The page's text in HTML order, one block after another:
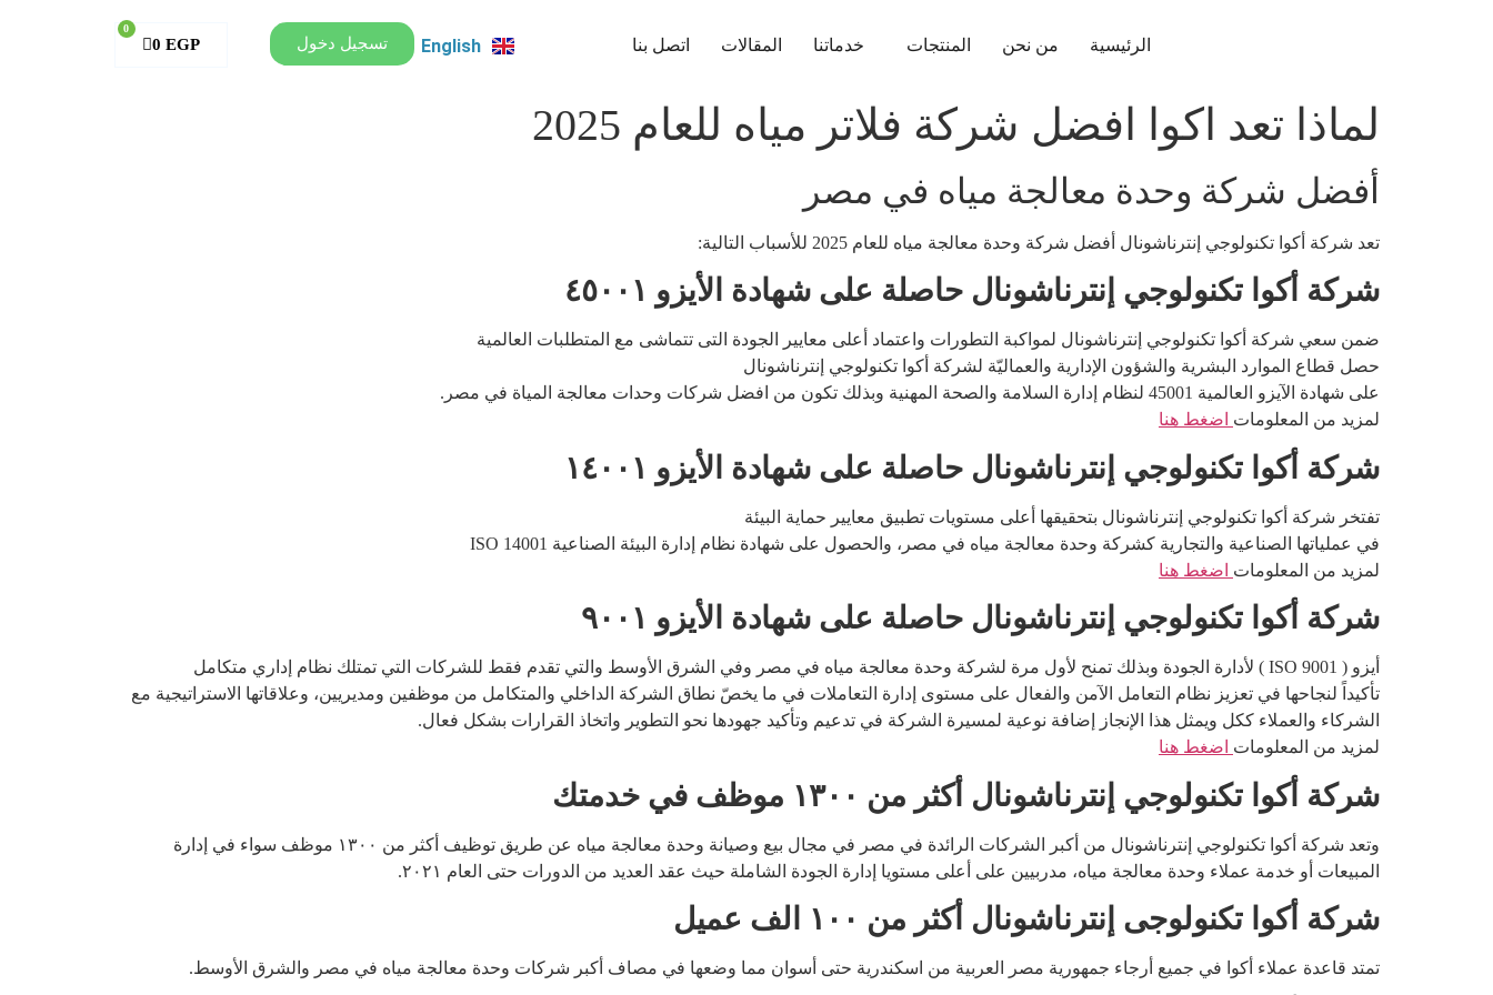
الرئيسية من نحن المنتجات خدماتنا المقالات اتصل بنا English تسجيل دخول 0 EGP
0
لماذا تعد اكوا افضل شركة فلاتر مياه للعام 2025
أفضل شركة وحدة معالجة مياه في مصر
تعد شركة أكوا تكنولوجي إنترناشونال أفضل شركة وحدة معالجة مياه للعام 2025 للأسباب التالية:
شركة أكوا تكنولوجي إنترناشونال حاصلة على شهادة الأيزو ٤٥٠٠١
ضمن سعي شركة أكوا تكنولوجي إنترناشونال لمواكبة التطورات واعتماد أعلى معايير الجودة التى تتماشى مع المتطلبات العالمية
حصل قطاع الموارد البشرية والشؤون الإدارية والعماليّة لشركة أكوا تكنولوجي إنترناشونال
على شهادة الآيزو العالمية 45001 لنظام إدارة السلامة والصحة المهنية وبذلك تكون من افضل شركات وحدات معالجة المياة في مصر.
لمزيد من المعلومات اضغط هنا
شركة أكوا تكنولوجي إنترناشونال حاصلة على شهادة الأيزو ١٤٠٠١
تفتخر شركة أكوا تكنولوجي إنترناشونال بتحقيقها أعلى مستويات تطبيق معايير حماية البيئة
في عملياتها الصناعية والتجارية كشركة وحدة معالجة مياه في مصر، والحصول على شهادة نظام إدارة البيئة الصناعية ISO 14001
لمزيد من المعلومات اضغط هنا
شركة أكوا تكنولوجي إنترناشونال حاصلة على شهادة الأيزو ٩٠٠١
أيزو ( ISO 9001 ) لأدارة الجودة وبذلك تمنح لأول مرة لشركة وحدة معالجة مياه في مصر وفي الشرق الأوسط والتي تقدم فقط للشركات التي تمتلك نظام إداري متكامل
تأكيداً لنجاحها في تعزيز نظام التعامل الآمن والفعال على مستوى إدارة التعاملات في ما يخصّ نطاق الشركة الداخلي والمتكامل من موظفين ومديريين، وعلاقاتها الاستراتيجية مع
الشركاء والعملاء ككل ويمثل هذا الإنجاز إضافة نوعية لمسيرة الشركة في تدعيم وتأكيد جهودها نحو التطوير واتخاذ القرارات بشكل فعال.
لمزيد من المعلومات اضغط هنا
شركة أكوا تكنولوجي إنترناشونال أكثر من ١٣٠٠ موظف في خدمتك
وتعد شركة أكوا تكنولوجي إنترناشونال من أكبر الشركات الرائدة في مصر في مجال بيع وصيانة وحدة معالجة مياه عن طريق توظيف أكثر من ١٣٠٠ موظف سواء في إدارة
المبيعات أو خدمة عملاء وحدة معالجة مياه، مدربيين على أعلى مستويا إدارة الجودة الشاملة حيث عقد العديد من الدورات حتى العام ٢٠٢١.
شركة أكوا تكنولوجى إنترناشونال أكثر من ١٠٠ الف عميل
تمتد قاعدة عملاء أكوا في جميع أرجاء جمهورية مصر العربية من اسكندرية حتى أسوان مما وضعها في مصاف أكبر شركات وحدة معالجة مياه في مصر والشرق الأوسط.